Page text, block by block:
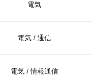
電気
電気 / 通信
電気 / 情報通信